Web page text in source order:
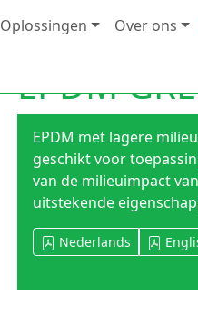
Oplossingen Over ons
EPDM
EPDM met lagere
geschikt voor
van de milieuimpact
uitstekende
Nederlands